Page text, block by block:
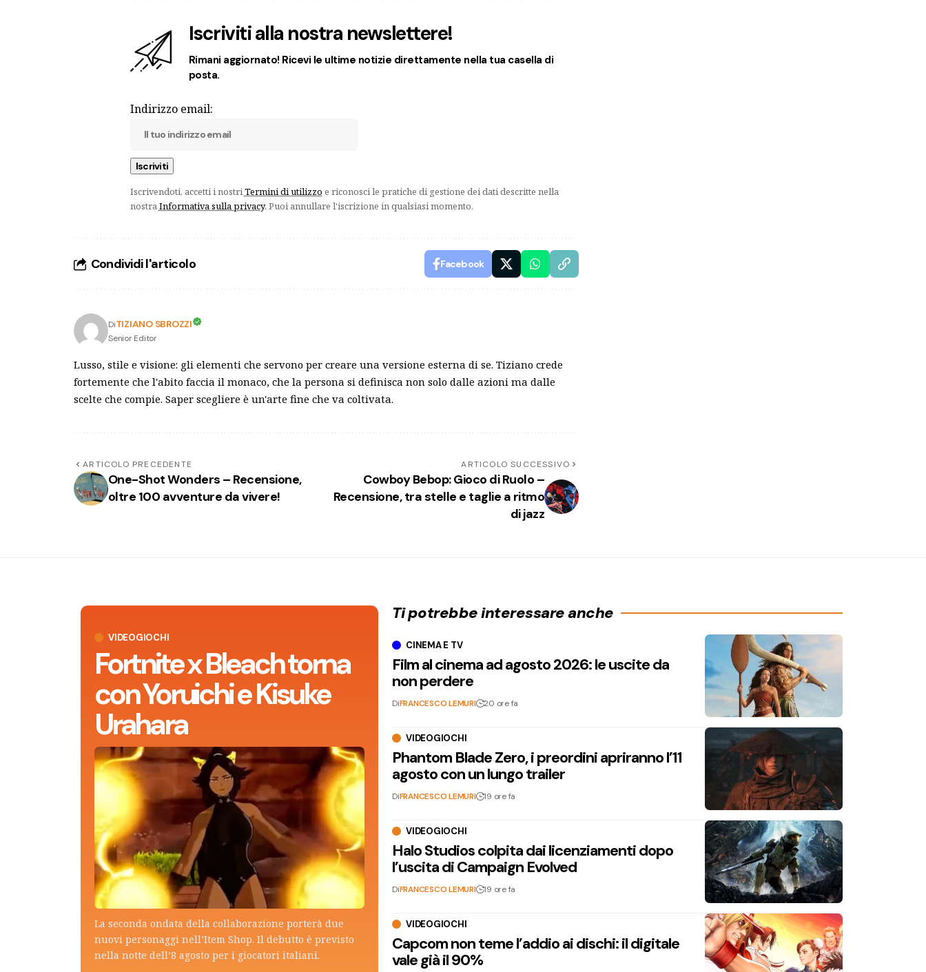
Iscriviti alla nostra newslettere!
Rimani aggiornato! Ricevi le ultime notizie direttamente nella tua casella di
posta.
Indirizzo email:
Iscrivendoti, accetti i nostriTermini di utilizzo e riconosci le pratiche di gestione dei dati descritte nella
nostraInformativa sulla privacy. Puoi annullare l'iscrizione in qualsiasi momento.
Condividi l'articolo Facebook
DiTIZIANO SBROZZI
Senior Editor
Lusso, stile e visione: gli elementi che servono per creare una versione esterna di se. Tiziano crede
fortemente che l'abito faccia il monaco, che la persona si definisca non solo dalle azioni ma dalle
scelte che compie. Saper scegliere è un'arte fine che va coltivata.
ARTICOLO PRECEDENTE
One-Shot Wonders – Recensione,
oltre 100 avventure da vivere!
ARTICOLO SUCCESSIVO
Cowboy Bebop: Gioco di Ruolo –
Recensione, tra stelle e taglie a ritmo
di jazz
VIDEOGIOCHI
Fortnite x Bleach torna
con Yoruichi e Kisuke
Urahara
La seconda ondata della collaborazione porterà due
nuovi personaggi nell’Item Shop. Il debutto è previsto
nella notte dell’8 agosto per i giocatori italiani.
Ti potrebbe interessare anche
CINEMA E TV
Film al cinema ad agosto 2026: le uscite da
non perdere
DiFRANCESCO LEMURI 20 ore fa
VIDEOGIOCHI
Phantom Blade Zero, i preordini apriranno l’11
agosto con un lungo trailer
DiFRANCESCO LEMURI 19 ore fa
VIDEOGIOCHI
Halo Studios colpita dai licenziamenti dopo
l’uscita di Campaign Evolved
DiFRANCESCO LEMURI 19 ore fa
VIDEOGIOCHI
Capcom non teme l’addio ai dischi: il digitale
vale già il 90%